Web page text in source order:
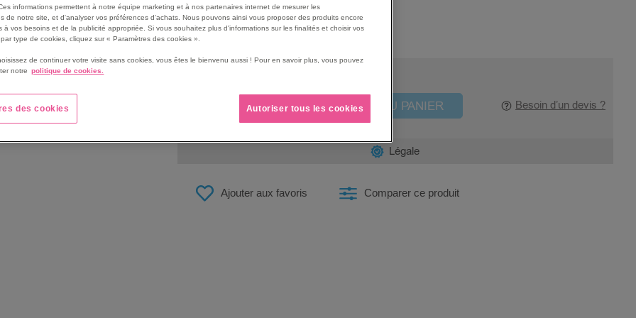
31,75 €
33,50 €
+ AJOUTER AU PANIER Besoin d’un devis ?
Ajouter aux favoris Comparer ce produit
Légale
informations permettent à notre équipe marketing et à nos partenaires internet de mesurer les
de notre site, et d'analyser vos préférences d'achats. Nous pouvons ainsi vous proposer des produits encore
à vos besoins et de la publicité appropriée. Si vous souhaitez plus d'informations sur les finalités et choisir vos
type de cookies, cliquez sur « Paramètres des cookies ».
de continuer votre visite sans cookies, vous êtes le bienvenu aussi ! Pour en savoir plus, vous pouvez
notre politique de cookies.
des cookies Autoriser tous les cookies